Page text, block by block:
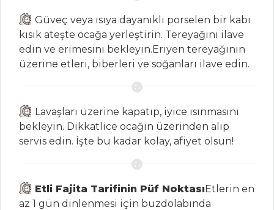
Şerbeti
Pancarlı
Fesleğenli Ayran
Tarifleri
MERCİMEKLİ
PİRZOLA
Güveç veya ısıya dayanıklı porselen bir kabı
kısık ateşte ocağa yerleştirin. Tereyağını ilave
edin ve erimesini bekleyin.Eriyen tereyağının
üzerine etleri, biberleri ve soğanları ilave edin.
Lavaşları üzerine kapatıp, iyice ısınmasını
bekleyin. Dikkatlice ocağın üzerinden alıp
servis edin. İşte bu kadar kolay, afiyet olsun!
Etli Fajita Tarifinin Püf NoktasıEtlerin en
az 1 gün dinlenmesi için buzdolabında